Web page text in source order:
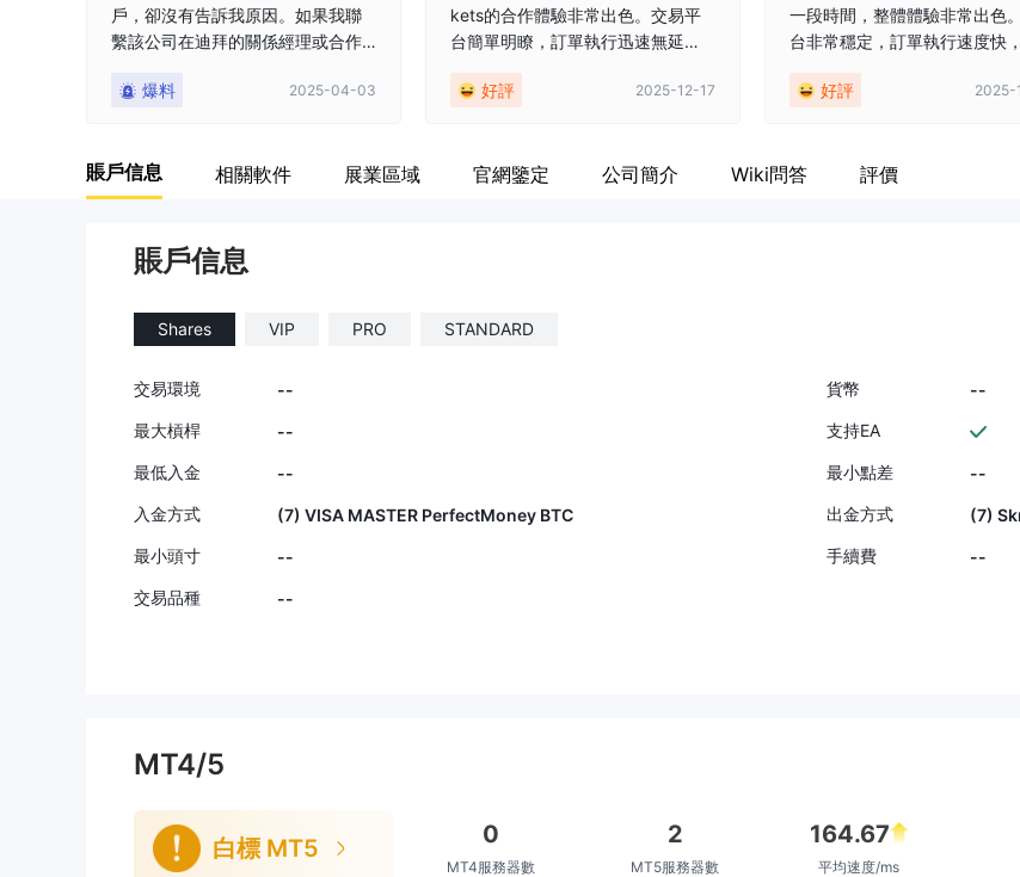
戶，卻沒有告訴我原因。如果我聯
繫該公司在迪拜的關係經理或合作
賬戶進行非法交易。我損失了5千美
請小心這些詐騙經紀人。
爆料 2025-04-03
kets的合作體驗非常出色。交易平
台簡單明瞭，訂單執行迅速無延
戶服務專業且樂於助人，無論是存
心。
好評 2025-12-17
一段時間，整體體驗非常出色
台非常穩定，訂單執行速度快
幣對。存款和提款流程順暢且
感。他們的客戶支援團隊隨時待
好評 2025-
賬戶信息 相關軟件 展業區域 官網鑒定 公司簡介 Wiki問答 評價
賬戶信息
Shares VIP PRO STANDARD
交易環境 -- 貨幣
--
最大槓桿
-- 支持EA
最低入金 -- 最小點差
--
入金方式
(7) VISA MASTER PerfectMoney BTC 出金方式
(7)
最小頭寸
-- 手續費
--
交易品種
--
MT4/5
白標 MT5 0
MT4服務器數
2
MT5服務器數
164.67
平均速度/ms